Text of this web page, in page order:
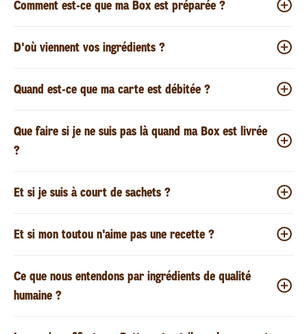
Comment est-ce que ma Box est préparée ?
D'où viennent vos ingrédients ?
Quand est-ce que ma carte est débitée ?
Que faire si je ne suis pas là quand ma Box est livrée
?
Et si je suis à court de sachets ?
Et si mon toutou n'aime pas une recette ?
Ce que nous entendons par ingrédients de qualité
humaine ?